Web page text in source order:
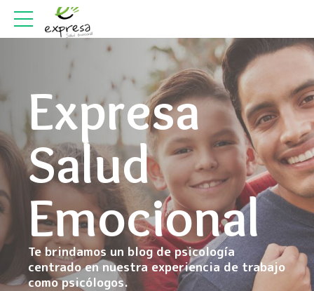
Expresa
Salud
Emocional
Te brindamos un blog de psicología
centrado en nuestra experiencia de trabajo
como psicólogos.